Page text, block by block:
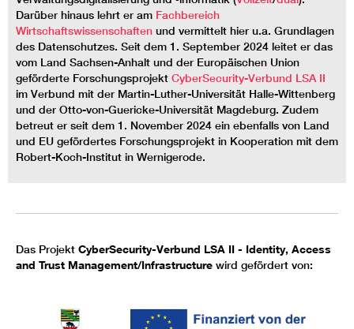
Darüber hinaus lehrt er am Fachbereich
Wirtschaftswissenschaften und vermittelt hier u.a. Grundlagen
des Datenschutzes. Seit dem 1. September 2024 leitet er das
vom Land Sachsen-Anhalt und der Europäischen Union
geförderte Forschungsprojekt CyberSecurity-Verbund LSA II
im Verbund mit der Martin-Luther-Universität Halle-Wittenberg
und der Otto-von-Guericke-Universität Magdeburg. Zudem
betreut er seit dem 1. November 2024 ein ebenfalls von Land
und EU gefördertes Forschungsprojekt in Kooperation mit dem
Robert-Koch-Institut in Wernigerode.
Das Projekt CyberSecurity-Verbund LSA II - Identity, Access
and Trust Management/Infrastructure wird gefördert von: